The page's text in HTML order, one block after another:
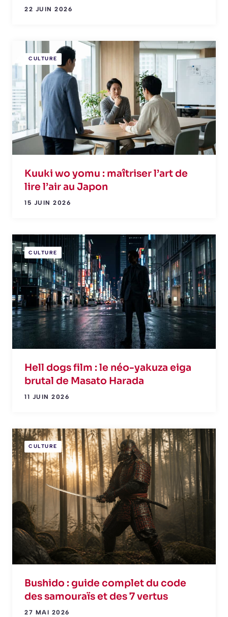
22 JUIN 2026
CULTURE
Kuuki wo yomu : maîtriser l’art de
lire l’air au Japon
15 JUIN 2026
CULTURE
Hell dogs film : le néo-yakuza eiga
brutal de Masato Harada
11 JUIN 2026
CULTURE
Bushido : guide complet du code
des samouraïs et des 7 vertus
27 MAI 2026